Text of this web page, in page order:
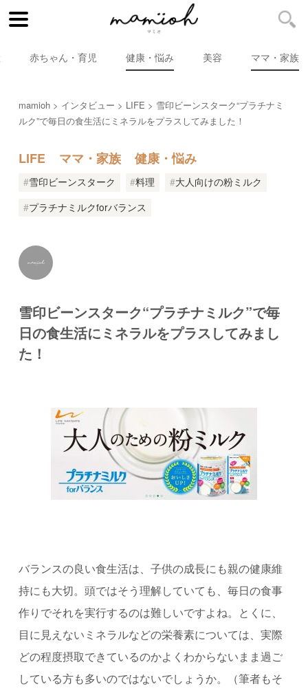
赤ちゃん・育児 健康・悩み 美容 ママ・家族
mamioh インタビュー LIFE
雪印ビーンスターク“プラチナミ
ルク”で毎日の食生活にミネラルをプラスしてみました！
LIFE ママ・家族 健康・悩み
雪印ビーンスターク 料理
大人向けの粉ミルク
プラチナミルクforバランス
雪印ビーンスターク“プラチナミルク”で毎
日の食生活にミネラルをプラスしてみまし
た！
バランスの良い食生活は、子供の成長にも親の健康維
持にも大切。頭ではそう理解していても、毎日の食事
作りでそれを実行するのは難しいですよね。とくに、
目に見えないミネラルなどの栄養素については、実際
どの程度摂取できているのかよくわからないまま過ご
している方も多いのではないでしょうか。（筆者もそ